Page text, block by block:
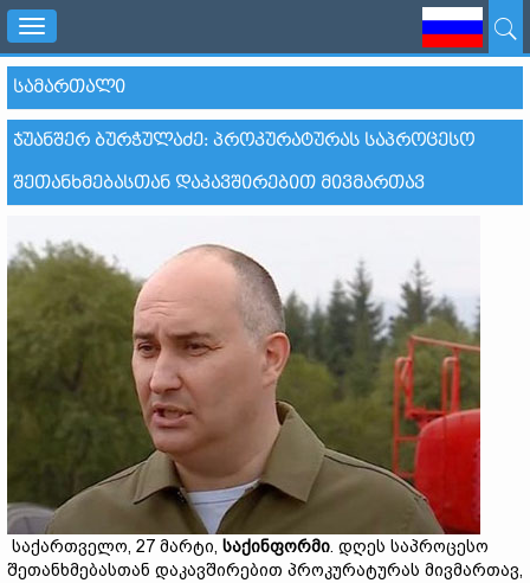
Toggle
navigation
ᲡᲐᲛᲐᲠᲗᲐᲚᲘ
ᲯᲣᲐᲜᲨᲔᲠ ᲑᲣᲠᲭᲣᲚᲐᲫᲔ: ᲞᲠᲝᲙᲣᲠᲐᲢᲣᲠᲐᲡ ᲡᲐᲞᲠᲝᲪᲔᲡᲝ
ᲨᲔᲗᲐᲜᲮᲛᲔᲑᲐᲡᲗᲐᲜ ᲓᲐᲙᲐᲕᲨᲘᲠᲔᲑᲘᲗ ᲛᲘᲕᲛᲐᲠᲗᲐᲕ
საქართველო, 27 მარტი, საქინფორმი. დღეს საპროცესო
შეთანხმებასთან დაკავშირებით პროკურატურას მივმართავ,